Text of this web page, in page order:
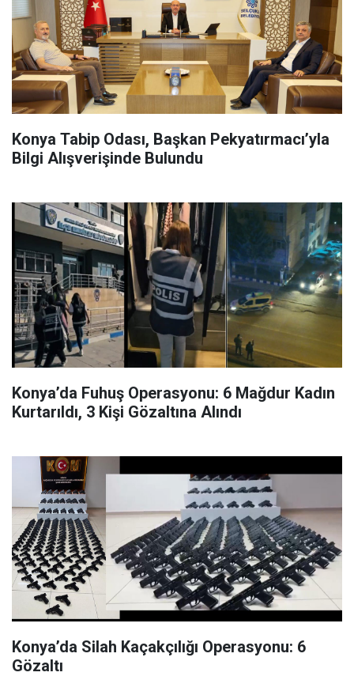
Konya Tabip Odası, Başkan Pekyatırmacı’yla
Bilgi Alışverişinde Bulundu
Konya’da Fuhuş Operasyonu: 6 Mağdur Kadın
Kurtarıldı, 3 Kişi Gözaltına Alındı
Konya’da Silah Kaçakçılığı Operasyonu: 6
Gözaltı